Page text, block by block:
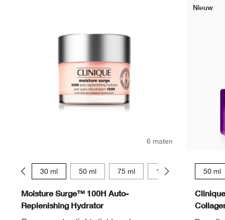
6 maten
30 ml 50 ml 75 ml 125 ml 15 ml
Moisture Surge™ 100H Auto-
Replenishing Hydrator
Nieuw
50 ml